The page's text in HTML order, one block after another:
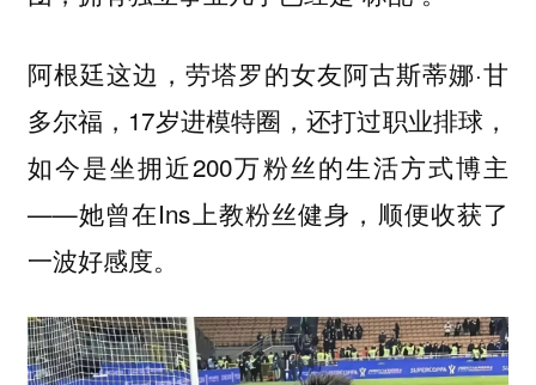
阿根廷这边，劳塔罗的女友阿古斯蒂娜·甘
多尔福，17岁进模特圈，还打过职业排球，
如今是坐拥近200万粉丝的生活方式博主
——她曾在Ins上教粉丝健身，顺便收获了
一波好感度。